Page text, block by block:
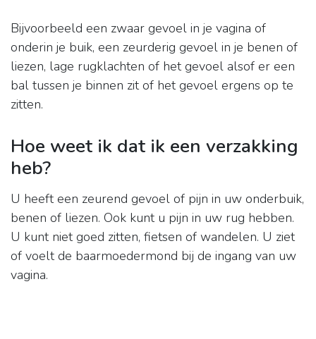
Bijvoorbeeld een zwaar gevoel in je vagina of
onderin je buik, een zeurderig gevoel in je benen of
liezen, lage rugklachten of het gevoel alsof er een
bal tussen je binnen zit of het gevoel ergens op te
zitten.
Hoe weet ik dat ik een verzakking
heb?
U heeft een zeurend gevoel of pijn in uw onderbuik,
benen of liezen. Ook kunt u pijn in uw rug hebben.
U kunt niet goed zitten, fietsen of wandelen. U ziet
of voelt de baarmoedermond bij de ingang van uw
vagina.